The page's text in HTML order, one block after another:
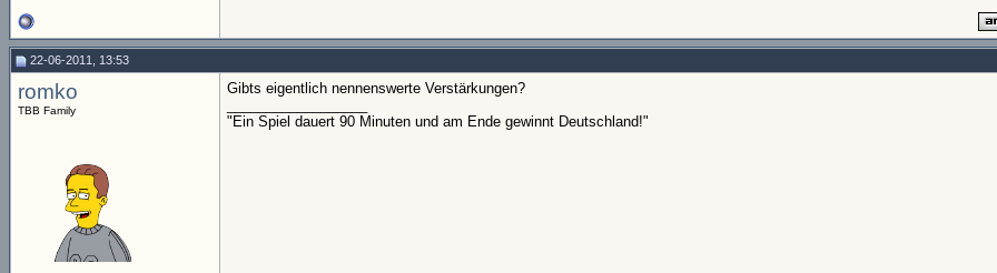
22-06-2011, 13:53
romko
TBB Family
Gibts eigentlich nennenswerte Verstärkungen?
"Ein Spiel dauert 90 Minuten und am Ende gewinnt Deutschland!"